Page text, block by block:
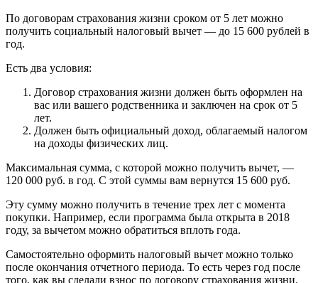
По договорам страхования жизни сроком от 5 лет можно
получить социальный налоговый вычет — до 15 600 рублей в
год.
Есть два условия:
Договор страхования жизни должен быть оформлен на
вас или вашего родственника и заключен на срок от 5
лет.
Должен быть официальный доход, облагаемый налогом
на доходы физических лиц.
Максимальная сумма, с которой можно получить вычет, —
120 000 руб. в год. С этой суммы вам вернутся 15 600 руб.
Эту сумму можно получить в течение трех лет с момента
покупки. Например, если программа была открыта в 2018
году, за вычетом можно обратиться вплоть года.
Самостоятельно оформить налоговый вычет можно только
после окончания отчетного периода. То есть через год после
того, как вы сделали взнос по договору страхования жизни.